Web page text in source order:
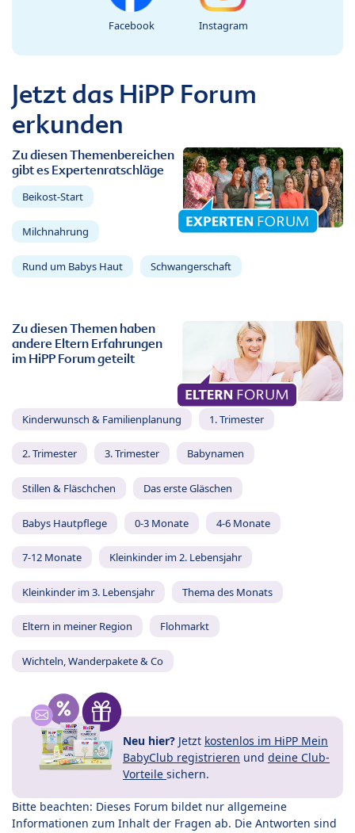
Facebook Instagram
Jetzt das HiPP Forum
erkunden
Zu diesen Themenbereichen
gibt es Expertenratschläge
Beikost-Start
Milchnahrung
Rund um Babys Haut Schwangerschaft
Zu diesen Themen haben
andere Eltern Erfahrungen
im HiPP Forum geteilt
Kinderwunsch & Familienplanung 1. Trimester
2. Trimester 3. Trimester Babynamen
Stillen & Fläschchen Das erste Gläschen
Babys Hautpflege 0-3 Monate 4-6 Monate
7-12 Monate Kleinkinder im 2. Lebensjahr
Kleinkinder im 3. Lebensjahr Thema des Monats
Eltern in meiner Region Flohmarkt
Wichteln, Wanderpakete & Co
Neu hier? Jetzt kostenlos im HiPP Mein
BabyClub registrieren und deine Club-
Vorteile sichern.
Bitte beachten: Dieses Forum bildet nur allgemeine
Informationen zum Inhalt der Fragen ab. Die Antworten sind